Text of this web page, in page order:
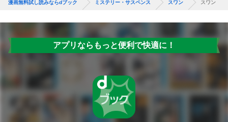
漫画無料試し読みならdブック ミステリー・サスペンス スワン スワン
アプリならもっと便利で快適に！